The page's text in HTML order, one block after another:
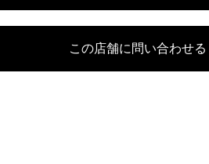
この店舗に問い合わせる